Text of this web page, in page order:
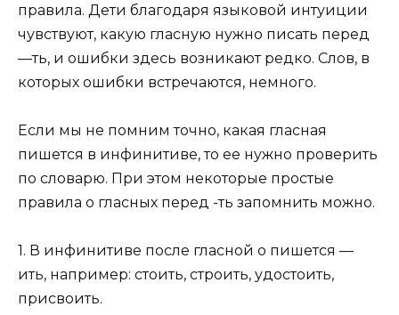
правила. Дети благодаря языковой интуиции
чувствуют, какую гласную нужно писать перед
—ть, и ошибки здесь возникают редко. Слов, в
которых ошибки встречаются, немного.
Если мы не помним точно, какая гласная
пишется в инфинитиве, то ее нужно проверить
по словарю. При этом некоторые простые
правила о гласных перед -ть запомнить можно.
1. В инфинитиве после гласной о пишется —
ить, например: стоить, строить, удостоить,
присвоить.